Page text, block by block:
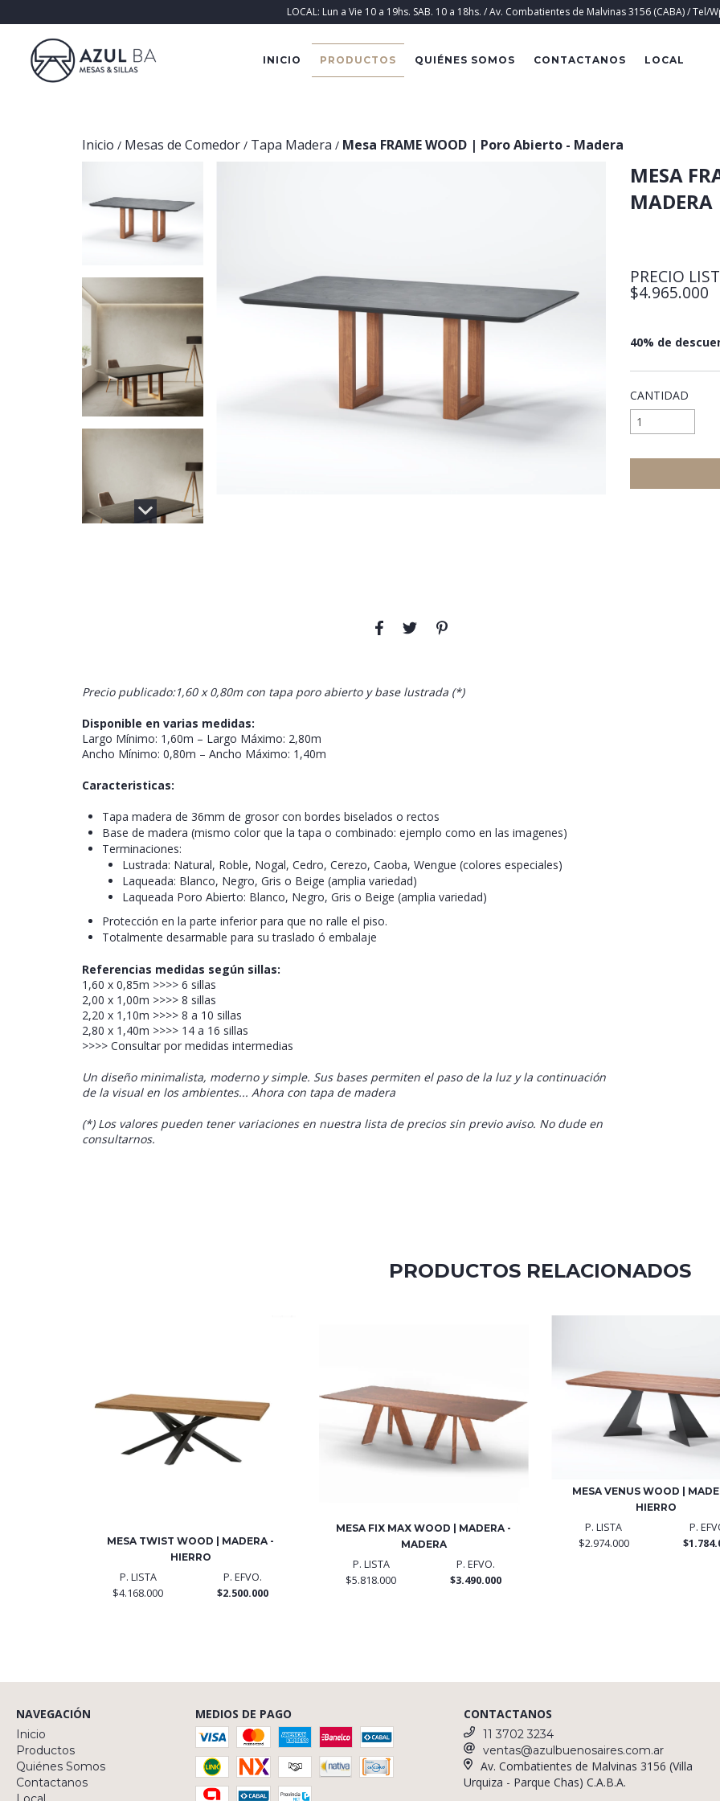
LOCAL: Lun a Vie 10 a 19hs. SAB. 10 a 18hs. / Av. Combatientes de Malvinas 3156 (CABA) / Tel/
INICIO PRODUCTOS QUIÉNES SOMOS CONTACTANOS LOCAL
Inicio / Mesas de Comedor / Tapa Madera / Mesa FRAME WOOD | Poro Abierto - Madera
Precio publicado:1,60 x 0,80m con tapa poro abierto y base lustrada (*)
Disponible en varias medidas:
Largo Mínimo: 1,60m – Largo Máximo: 2,80m
Ancho Mínimo: 0,80m – Ancho Máximo: 1,40m
Caracteristicas:
Tapa madera de 36mm de grosor con bordes biselados o rectos
Base de madera (mismo color que la tapa o combinado: ejemplo como en las imagenes)
Terminaciones:
Lustrada: Natural, Roble, Nogal, Cedro, Cerezo, Caoba, Wengue (colores especiales)
Laqueada: Blanco, Negro, Gris o Beige (amplia variedad)
Laqueada Poro Abierto: Blanco, Negro, Gris o Beige (amplia variedad)
Protección en la parte inferior para que no ralle el piso.
Totalmente desarmable para su traslado ó embalaje
Referencias medidas según sillas:
1,60 x 0,85m >>>> 6 sillas
2,00 x 1,00m >>>> 8 sillas
2,20 x 1,10m >>>> 8 a 10 sillas
2,80 x 1,40m >>>> 14 a 16 sillas
>>>> Consultar por medidas intermedias
Un diseño minimalista, moderno y simple. Sus bases permiten el paso de la luz y la continuación
de la visual en los ambientes... Ahora con tapa de madera
(*) Los valores pueden tener variaciones en nuestra lista de precios sin previo aviso. No dude en
consultarnos.
MESA
MADERA
PRECIO
$4.965.000
40% de
CANTIDAD
PRODUCTOS RELACIONADOS
MESA TWIST WOOD | MADERA -
HIERRO
P. LISTA
$4.168.000
P. EFVO.
$2.500.000
MESA FIX MAX WOOD | MADERA -
MADERA
P. LISTA
$5.818.000
P. EFVO.
$3.490.000
MESA VENUS WOOD |
HIERRO
P. LISTA
$2.974.000
P.
NAVEGACIÓN
Inicio
Productos
Quiénes Somos
Contactanos
MEDIOS DE PAGO CONTACTANOS
11 3702 3234
ventas@azulbuenosaires.com.ar
Av. Combatientes de Malvinas 3156 (Villa
Urquiza - Parque Chas) C.A.B.A.